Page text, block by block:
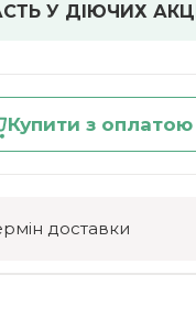
У ДІЮЧИХ
Купити з
доставки